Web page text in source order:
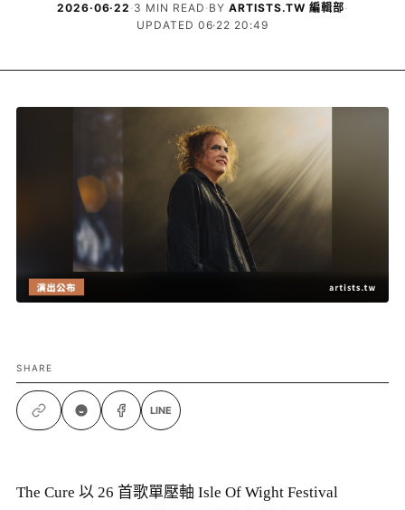
2026·06·22 · 3 MIN READ · BY ARTISTS.TW 編輯部·
UPDATED 06·22 20:49
SHARE
LINE
The Cure 以 26 首歌單壓軸 Isle Of Wight Festival